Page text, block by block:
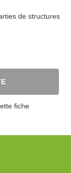
de structures
fiche